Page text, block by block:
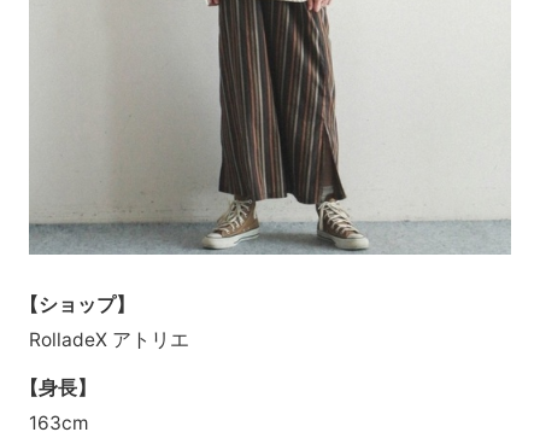
【ショップ】
RolladeX アトリエ
【身長】
163cm